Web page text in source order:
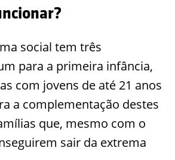
social tem três
para a primeira infância,
com jovens de até 21 anos
a complementação destes
que, mesmo com o
sair da extrema